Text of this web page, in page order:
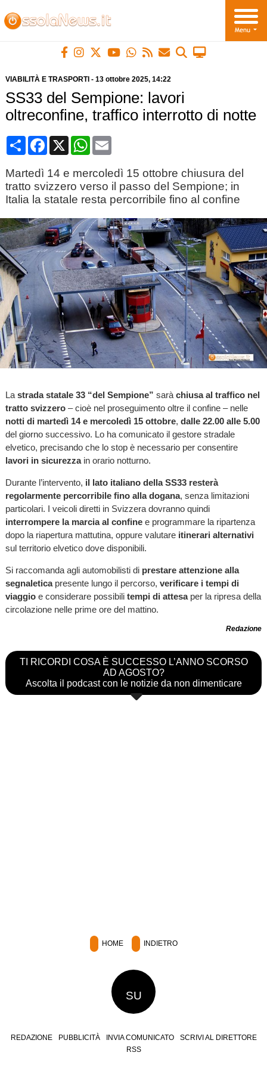
VIABILITÀ E TRASPORTI - 13 ottobre 2025, 14:22
SS33 del Sempione: lavori
oltreconfine, traffico interrotto di notte
CondividiFacebook
X WhatsApp
Email
Martedì 14 e mercoledì 15 ottobre chiusura del
tratto svizzero verso il passo del Sempione; in
Italia la statale resta percorribile fino al confine
La strada statale 33 “del Sempione” sarà chiusa al traffico nel
tratto svizzero– cioè nel proseguimento oltre il confine – nelle
notti di martedì 14 e mercoledì 15 ottobre, dalle 22.00 alle 5.00
del giorno successivo. Lo ha comunicato il gestore stradale
elvetico, precisando che lo stop è necessario per consentire
lavori in sicurezzain orario notturno.
Durante l’intervento, il lato italiano della SS33 resterà
regolarmente percorribile fino alla dogana, senza limitazioni
particolari. I veicoli diretti in Svizzera dovranno quindi
interrompere la marcia al confinee programmare la ripartenza
dopo la riapertura mattutina, oppure valutare itinerari alternativi
sul territorio elvetico dove disponibili.
Si raccomanda agli automobilisti di prestare attenzione alla
segnaleticapresente lungo il percorso, verificare i tempi di
viaggioe considerare possibili tempi di attesaper la ripresa della
circolazione nelle prime ore del mattino.
Redazione
TI RICORDI COSA È SUCCESSO L’ANNO SCORSO
AD AGOSTO?
Ascolta il podcast con le notizie da non dimenticare
HOME INDIETRO
SU
REDAZIONE PUBBLICITÀ INVIA COMUNICATO
SCRIVI AL DIRETTORE
RSS